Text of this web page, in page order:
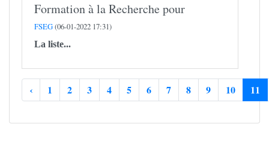
Formation à la Recherche pour
FSEG(06-01-2022 17:31)
La liste...
‹ 1 2 3 4 5 6 7 8 9 10 11